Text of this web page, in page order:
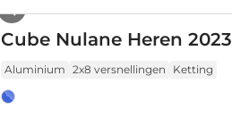
Cube Nulane Heren 2023
Aluminium 2x8 versnellingen Ketting